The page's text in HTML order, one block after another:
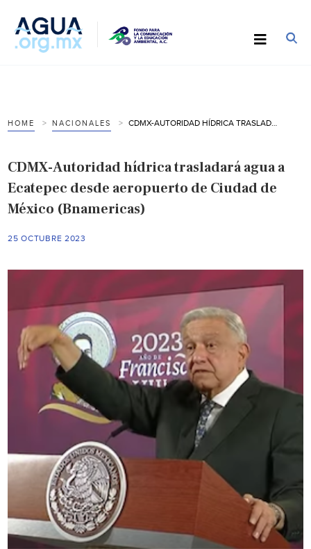
HOME NACIONALES
CDMX-Autoridad hídrica trasladará agua a
Ecatepec desde aeropuerto de Ciudad de
México (Bnamericas)
25 OCTUBRE 2023